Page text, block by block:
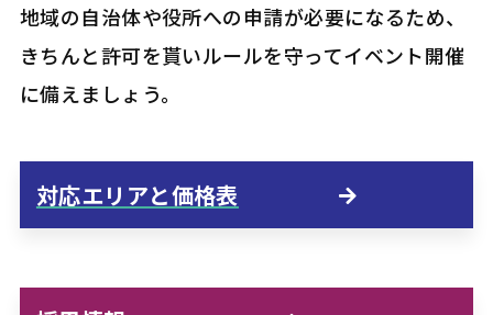
地域の自治体や役所への申請が必要になるため、
きちんと許可を貰いルールを守ってイベント開催
に備えましょう。
対応エリアと価格表